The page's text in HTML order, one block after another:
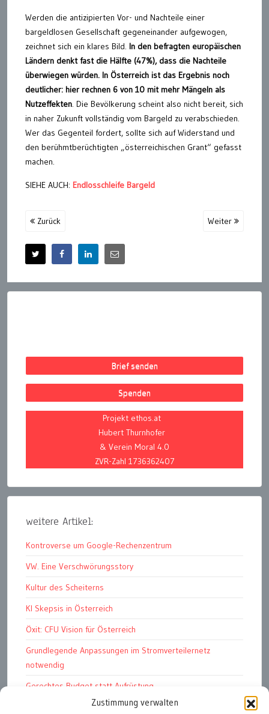
Zustimmung verwalten
Werden die antizipierten Vor- und Nachteile einer
bargeldlosen Gesellschaft gegeneinander aufgewogen,
zeichnet sich ein klares Bild. In den befragten europäischen
Ländern denkt fast die Hälfte (47%), dass die Nachteile
überwiegen würden. In Österreich ist das Ergebnis noch
deutlicher: hier rechnen 6 von 10 mit mehr Mängeln als
Nutzeffekten . Die Bevölkerung scheint also nicht bereit, sich
in naher Zukunft vollständig vom Bargeld zu verabschieden.
Wer das Gegenteil fordert, sollte sich auf Widerstand und
den berühmtberüchtigten „österreichischen Grant“ gefasst
machen.
SIEHE AUCH: Endlosschleife Bargeld
Zurück Weiter
Brief senden
Spenden
Projekt ethos.at
Hubert Thurnhofer
& Verein Moral 4.0
ZVR-Zahl 1736362407
weitere Artikel:
Kontroverse um Google-Rechenzentrum
VW. Eine Verschwörungsstory
Kultur des Scheiterns
KI Skepsis in Österreich
Öxit: CFU Vision für Österreich
Grundlegende Anpassungen im Stromverteilernetz
notwendig
Gerechtes Budget statt Aufrüstung
Petition: E-Dienstwagen